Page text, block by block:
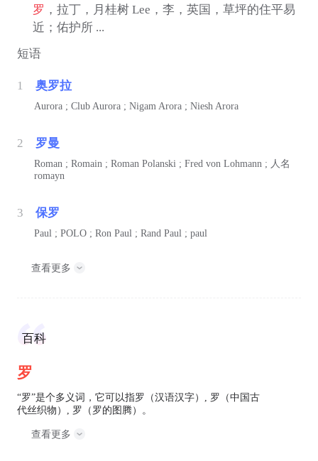
罗 ，拉丁，月桂树 Lee，李，英国，草坪的住平易
近；佑护所 ...
短语
1 奥罗拉
Aurora ; Club Aurora ; Nigam Arora ; Niesh Arora
2 罗曼
Roman ; Romain ; Roman Polanski ; Fred von Lohmann ; 人名
romayn
3 保罗
Paul ; POLO ; Ron Paul ; Rand Paul ; paul
查看更多
百科
罗
“罗”是个多义词，它可以指罗（汉语汉字）, 罗（中国古
代丝织物）, 罗（罗的图腾）。
查看更多